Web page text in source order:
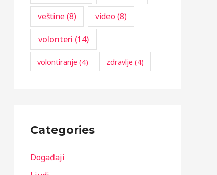
veštine(8) video (8)
volonteri (14)
volontiranje (4) zdravlje (4)
Categories
Događaji